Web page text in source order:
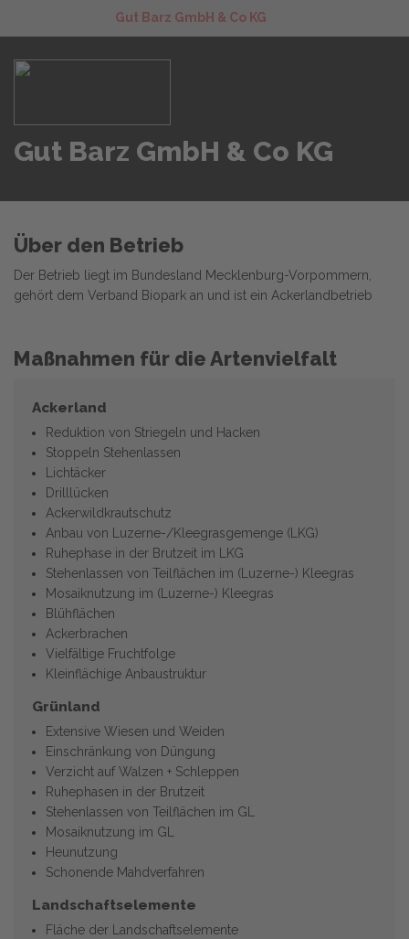
Gut Barz GmbH & Co KG
Gut Barz GmbH & Co KG
Über den Betrieb
Der Betrieb liegt im Bundesland Mecklenburg-Vorpommern,
gehört dem Verband Biopark an und ist ein Ackerlandbetrieb
Maßnahmen für die Artenvielfalt
Ackerland
Reduktion von Striegeln und Hacken
Stoppeln Stehenlassen
Lichtäcker
Drilllücken
Ackerwildkrautschutz
Anbau von Luzerne-/Kleegrasgemenge (LKG)
Ruhephase in der Brutzeit im LKG
Stehenlassen von Teilflächen im (Luzerne-) Kleegras
Mosaiknutzung im (Luzerne-) Kleegras
Blühflächen
Ackerbrachen
Vielfältige Fruchtfolge
Kleinflächige Anbaustruktur
Grünland
Extensive Wiesen und Weiden
Einschränkung von Düngung
Verzicht auf Walzen + Schleppen
Ruhephasen in der Brutzeit
Stehenlassen von Teilflächen im GL
Mosaiknutzung im GL
Heunutzung
Schonende Mahdverfahren
Landschaftselemente
Fläche der Landschaftselemente